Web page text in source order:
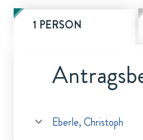
1 PERSON
Eberle, Christoph